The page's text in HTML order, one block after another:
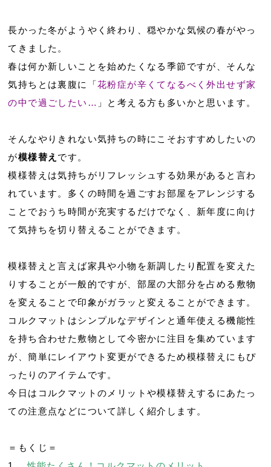
長かった冬がようやく終わり、穏やかな気候の春がやっ
てきました。
春は何か新しいことを始めたくなる季節ですが、そんな
気持ちとは裏腹に「花粉症が辛くてなるべく外出せず家
の中で過ごしたい… 」と考える方も多いかと思います。
そんなやりきれない気持ちの時にこそおすすめしたいの
が模様替え です。
模様替えは気持ちがリフレッシュする効果があると言わ
れています。多くの時間を過ごすお部屋をアレンジする
ことでおうち時間が充実するだけでなく、新年度に向け
て気持ちを切り替えることができます。
模様替えと言えば家具や小物を新調したり配置を変えた
りすることが一般的ですが、部屋の大部分を占める敷物
を変えることで印象がガラッと変えることができます。
コルクマットはシンプルなデザインと通年使える機能性
を持ち合わせた敷物として今密かに注目を集めています
が、簡単にレイアウト変更ができるため模様替えにもぴ
ったりのアイテムです。
今日はコルクマットのメリットや模様替えするにあたっ
ての注意点などについて詳しく紹介します。
＝もくじ＝